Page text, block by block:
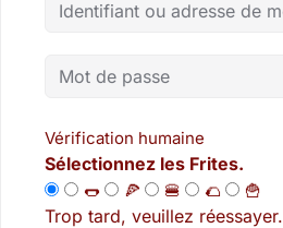
Vérification humaine
Sélectionnez les Frites.
🌭 🍕 🍔 🌮 🍟
Trop tard, veuillez réessayer.